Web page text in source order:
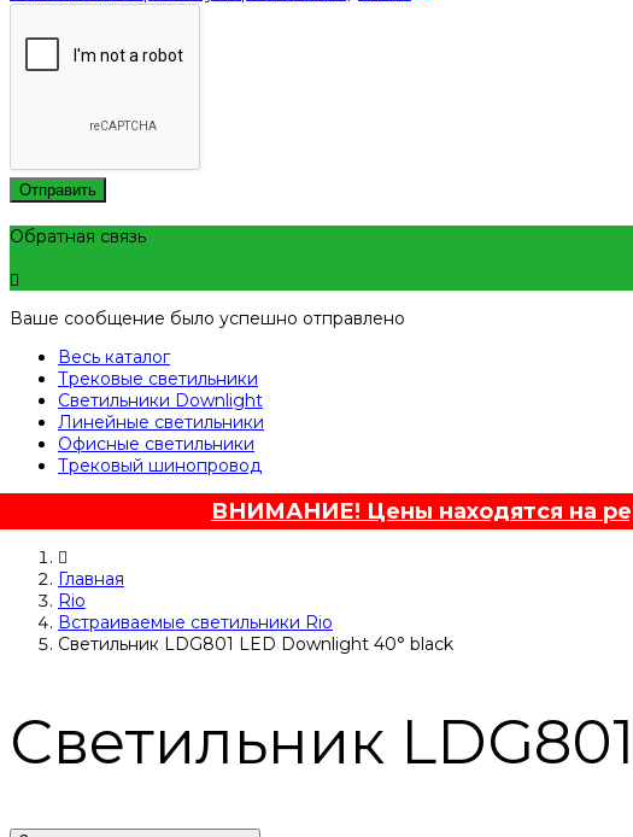
Отправить
Обратная связь
Ваше сообщение было успешно отправлено
Весь каталог
Трековые светильники
Светильники Downlight
Линейные светильники
Офисные светильники
Трековый шинопровод
ВНИМАНИЕ! Цены находятся на
Главная
Rio
Встраиваемые светильники Rio
Светильник LDG801 LED Downlight 40° black
Светильник